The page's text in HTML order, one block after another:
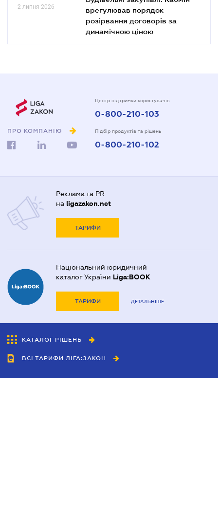
2 липня 2026
врегулював порядок
розірвання договорів за
динамічною ціною
ПРО КОМПАНІЮ
Центр підтримки користувачів
0-800-210-103
Підбір продуктів та рішень
0-800-210-102
Реклама та PR
на ligazakon.net
ТАРИФИ
Національний юридичний
каталог України Liga:BOOK
ТАРИФИ ДЕТАЛЬНІШЕ
КАТАЛОГ РІШЕНЬ
ВСІ ТАРИФИ ЛІГА:ЗАКОН